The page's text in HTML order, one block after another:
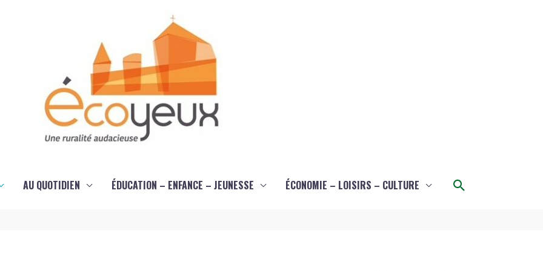
AU QUOTIDIEN ÉDUCATION – ENFANCE – JEUNESSE ÉCONOMIE – LOISIRS – CULTURE Rechercher